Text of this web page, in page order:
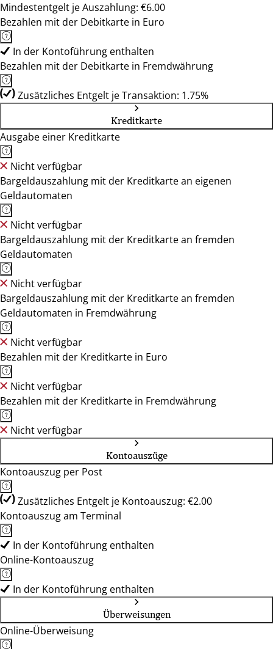
Mindestentgelt je Auszahlung: €6.00
Bezahlen mit der Debitkarte in Euro
In der Kontoführung enthalten
Bezahlen mit der Debitkarte in Fremdwährung
Zusätzliches Entgelt je Transaktion: 1.75%
Kreditkarte
Ausgabe einer Kreditkarte
Nicht verfügbar
Bargeldauszahlung mit der Kreditkarte an eigenen
Geldautomaten
Nicht verfügbar
Bargeldauszahlung mit der Kreditkarte an fremden
Geldautomaten
Nicht verfügbar
Bargeldauszahlung mit der Kreditkarte an fremden
Geldautomaten in Fremdwährung
Nicht verfügbar
Bezahlen mit der Kreditkarte in Euro
Nicht verfügbar
Bezahlen mit der Kreditkarte in Fremdwährung
Nicht verfügbar
Kontoauszüge
Kontoauszug per Post
Zusätzliches Entgelt je Kontoauszug: €2.00
Kontoauszug am Terminal
In der Kontoführung enthalten
Online-Kontoauszug
In der Kontoführung enthalten
Überweisungen
Online-Überweisung